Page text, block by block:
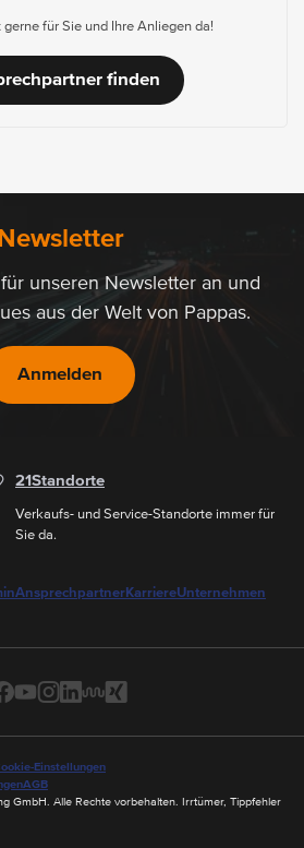
für Sie und Ihre Anliegen da!
finden
Newsletter
unseren Newsletter an und
aus der Welt von Pappas.
Anmelden
21 Standorte
Verkaufs- und Service-Standorte immer für
Sie da.
AnsprechpartnerKarriereUnternehmen
Einstellungen
AGB
GmbH. Alle Rechte vorbehalten. Irrtümer, Tippfehler